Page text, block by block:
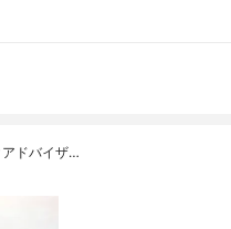
アドバイザ…